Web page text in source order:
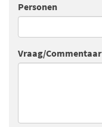
Personen
Vraag/Commentaar